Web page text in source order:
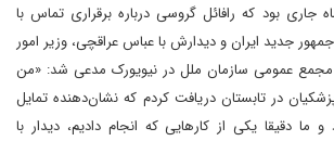
جاری بود که رافائل گروسی درباره برقراری تماس با
جدید ایران و دیدارش با عباس عراقچی، وزیر امور
مجمع عمومی سازمان ملل در نیویورک مدعی شد: «من
در تابستان دریافت کردم که نشان‌دهنده تمایل
ما دقیقا یکی از کارهایی که انجام دادیم، دیدار با